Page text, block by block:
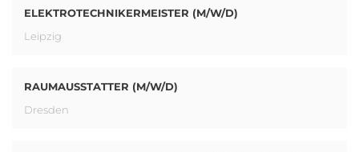
ELEKTROTECHNIKERMEISTER (M/W/D)
Leipzig
RAUMAUSSTATTER (M/W/D)
Dresden